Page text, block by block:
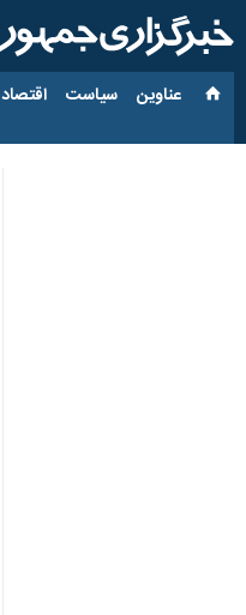
عناوین‌ سیاست اقتصاد